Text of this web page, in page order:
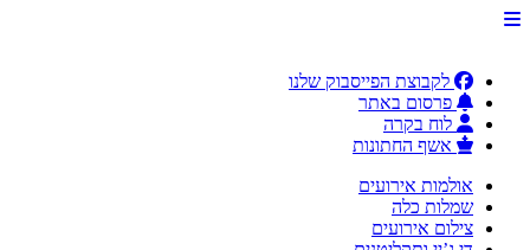
לקבוצת הפייסבוק שלנו
פרסום באתר
לוח בקרה
אשף החתונות
אולמות אירועים
שמלות כלה
צילום אירועים